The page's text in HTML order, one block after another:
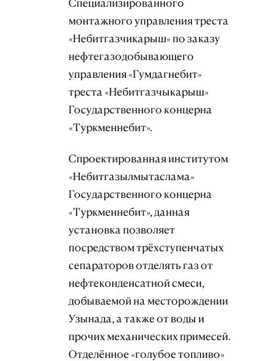
Специализированного
монтажного управления треста
«Небитгазчикарыш» по заказу
нефтегазодобывающего
управления «Гумдагнебит»
треста «Небитгазчыкарыш»
Государственного концерна
«Туркменнебит».
Спроектированная институтом
«Небитгазылмытаслама»
Государственного концерна
«Туркменнебит», данная
установка позволяет
посредством трёхступенчатых
сепараторов отделять газ от
нефтеконденсатной смеси,
добываемой на месторождении
Узынада, а также от воды и
прочих механических примесей.
Отделённое «голубое топливо»